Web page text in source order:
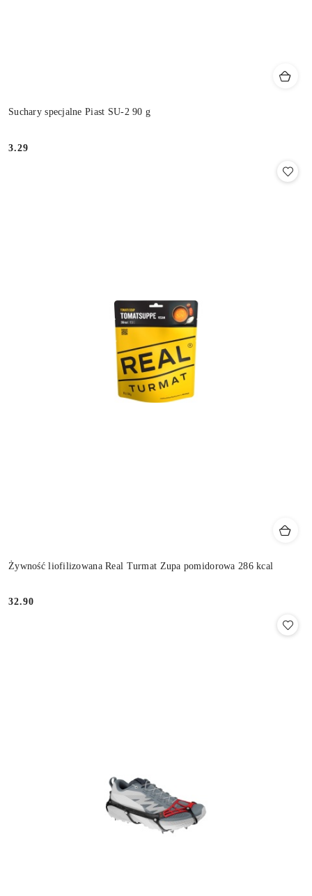
Suchary specjalne Piast SU-2 90 g
Cena:
3.29
Żywność liofilizowana Real Turmat Zupa pomidorowa 286 kcal
Cena:
32.90